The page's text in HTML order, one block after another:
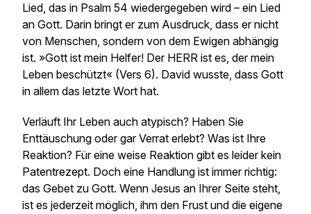
Lied, das in Psalm 54 wiedergegeben wird – ein Lied
an Gott. Darin bringt er zum Ausdruck, dass er nicht
von Menschen, sondern von dem Ewigen abhängig
ist. »Gott ist mein Helfer! Der HERR ist es, der mein
Leben beschützt« (Vers 6). David wusste, dass Gott
in allem das letzte Wort hat.
Verläuft Ihr Leben auch atypisch? Haben Sie
Enttäuschung oder gar Verrat erlebt? Was ist Ihre
Reaktion? Für eine weise Reaktion gibt es leider kein
Patentrezept. Doch eine Handlung ist immer richtig:
das Gebet zu Gott. Wenn Jesus an Ihrer Seite steht,
ist es jederzeit möglich, ihm den Frust und die eigene